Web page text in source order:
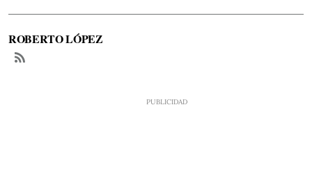
ROBERTO LÓPEZ